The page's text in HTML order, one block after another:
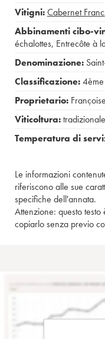
Vitigni:Cabernet Franc
Abbinamenti cibo-
échalottes, Entrecôte à
Denominazione:
Classificazione:
Proprietario:
Viticoltura:tradizionale
Temperatura di
Le informazioni
riferiscono alle sue
specifiche dell'annata.
Attenzione: questo
copiarlo senza previo